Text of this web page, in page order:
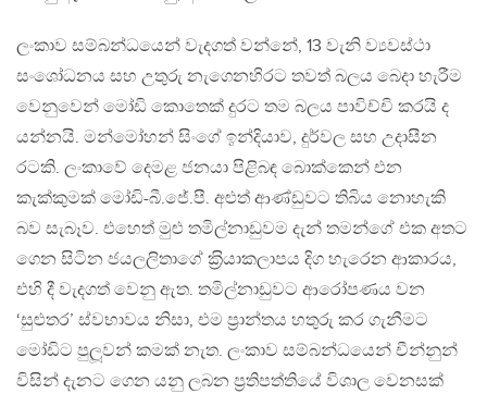
ලංකාව සම්බන්ධයෙන් වැදගත් වන්නේ, 13 වැනි ව්‍යවස්ථා
සංශෝධනය සහ උතුරු නැගෙනහිරට තවත් බලය බෙදා හැරීම
වෙනුවෙන් මෝඩි කොතෙක් දුරට තම බලය පාවිච්චි කරයි ද
යන්නයි. මන්මෝහන් සිංගේ ඉන්දියාව, දුර්වල සහ උදාසීන
රටකි. ලංකාවේ දෙමළ ජනයා පිළිබඳ බොක්කෙන් එන
කැක්කුමක් මෝඩි-බී.ජේ.පී. අළුත් ආණ්ඩුවට තිබිය නොහැකි
බව සැබෑව. එහෙත් මුළු තමිල්නාඩුවම දැන් තමන්ගේ එක අතට
ගෙන සිටින ජයලලිතාගේ ක‍්‍රියාකලාපය දිග හැරෙන ආකාරය,
එහි දී වැදගත් වෙනු ඇත. තමිල්නාඩුවට ආරෝපණය වන
‘සුළුතර’ ස්වභාවය නිසා, එම ප‍්‍රාන්තය හතුරු කර ගැනීමට
මෝඩිට පුලූවන් කමක් නැත. ලංකාව සම්බන්ධයෙන් චීන්නුන්
විසින් දැනට ගෙන යනු ලබන ප‍්‍රතිපත්තියේ විශාල වෙනසක්